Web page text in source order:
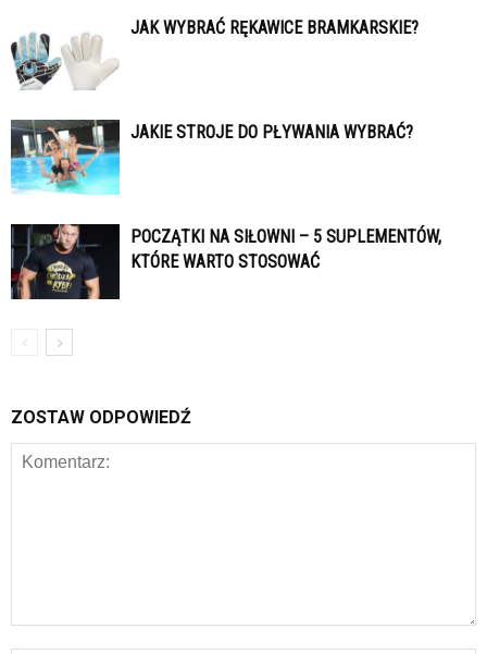
JAK WYBRAĆ RĘKAWICE BRAMKARSKIE?
JAKIE STROJE DO PŁYWANIA WYBRAĆ?
POCZĄTKI NA SIŁOWNI – 5 SUPLEMENTÓW,
KTÓRE WARTO STOSOWAĆ
ZOSTAW ODPOWIEDŹ